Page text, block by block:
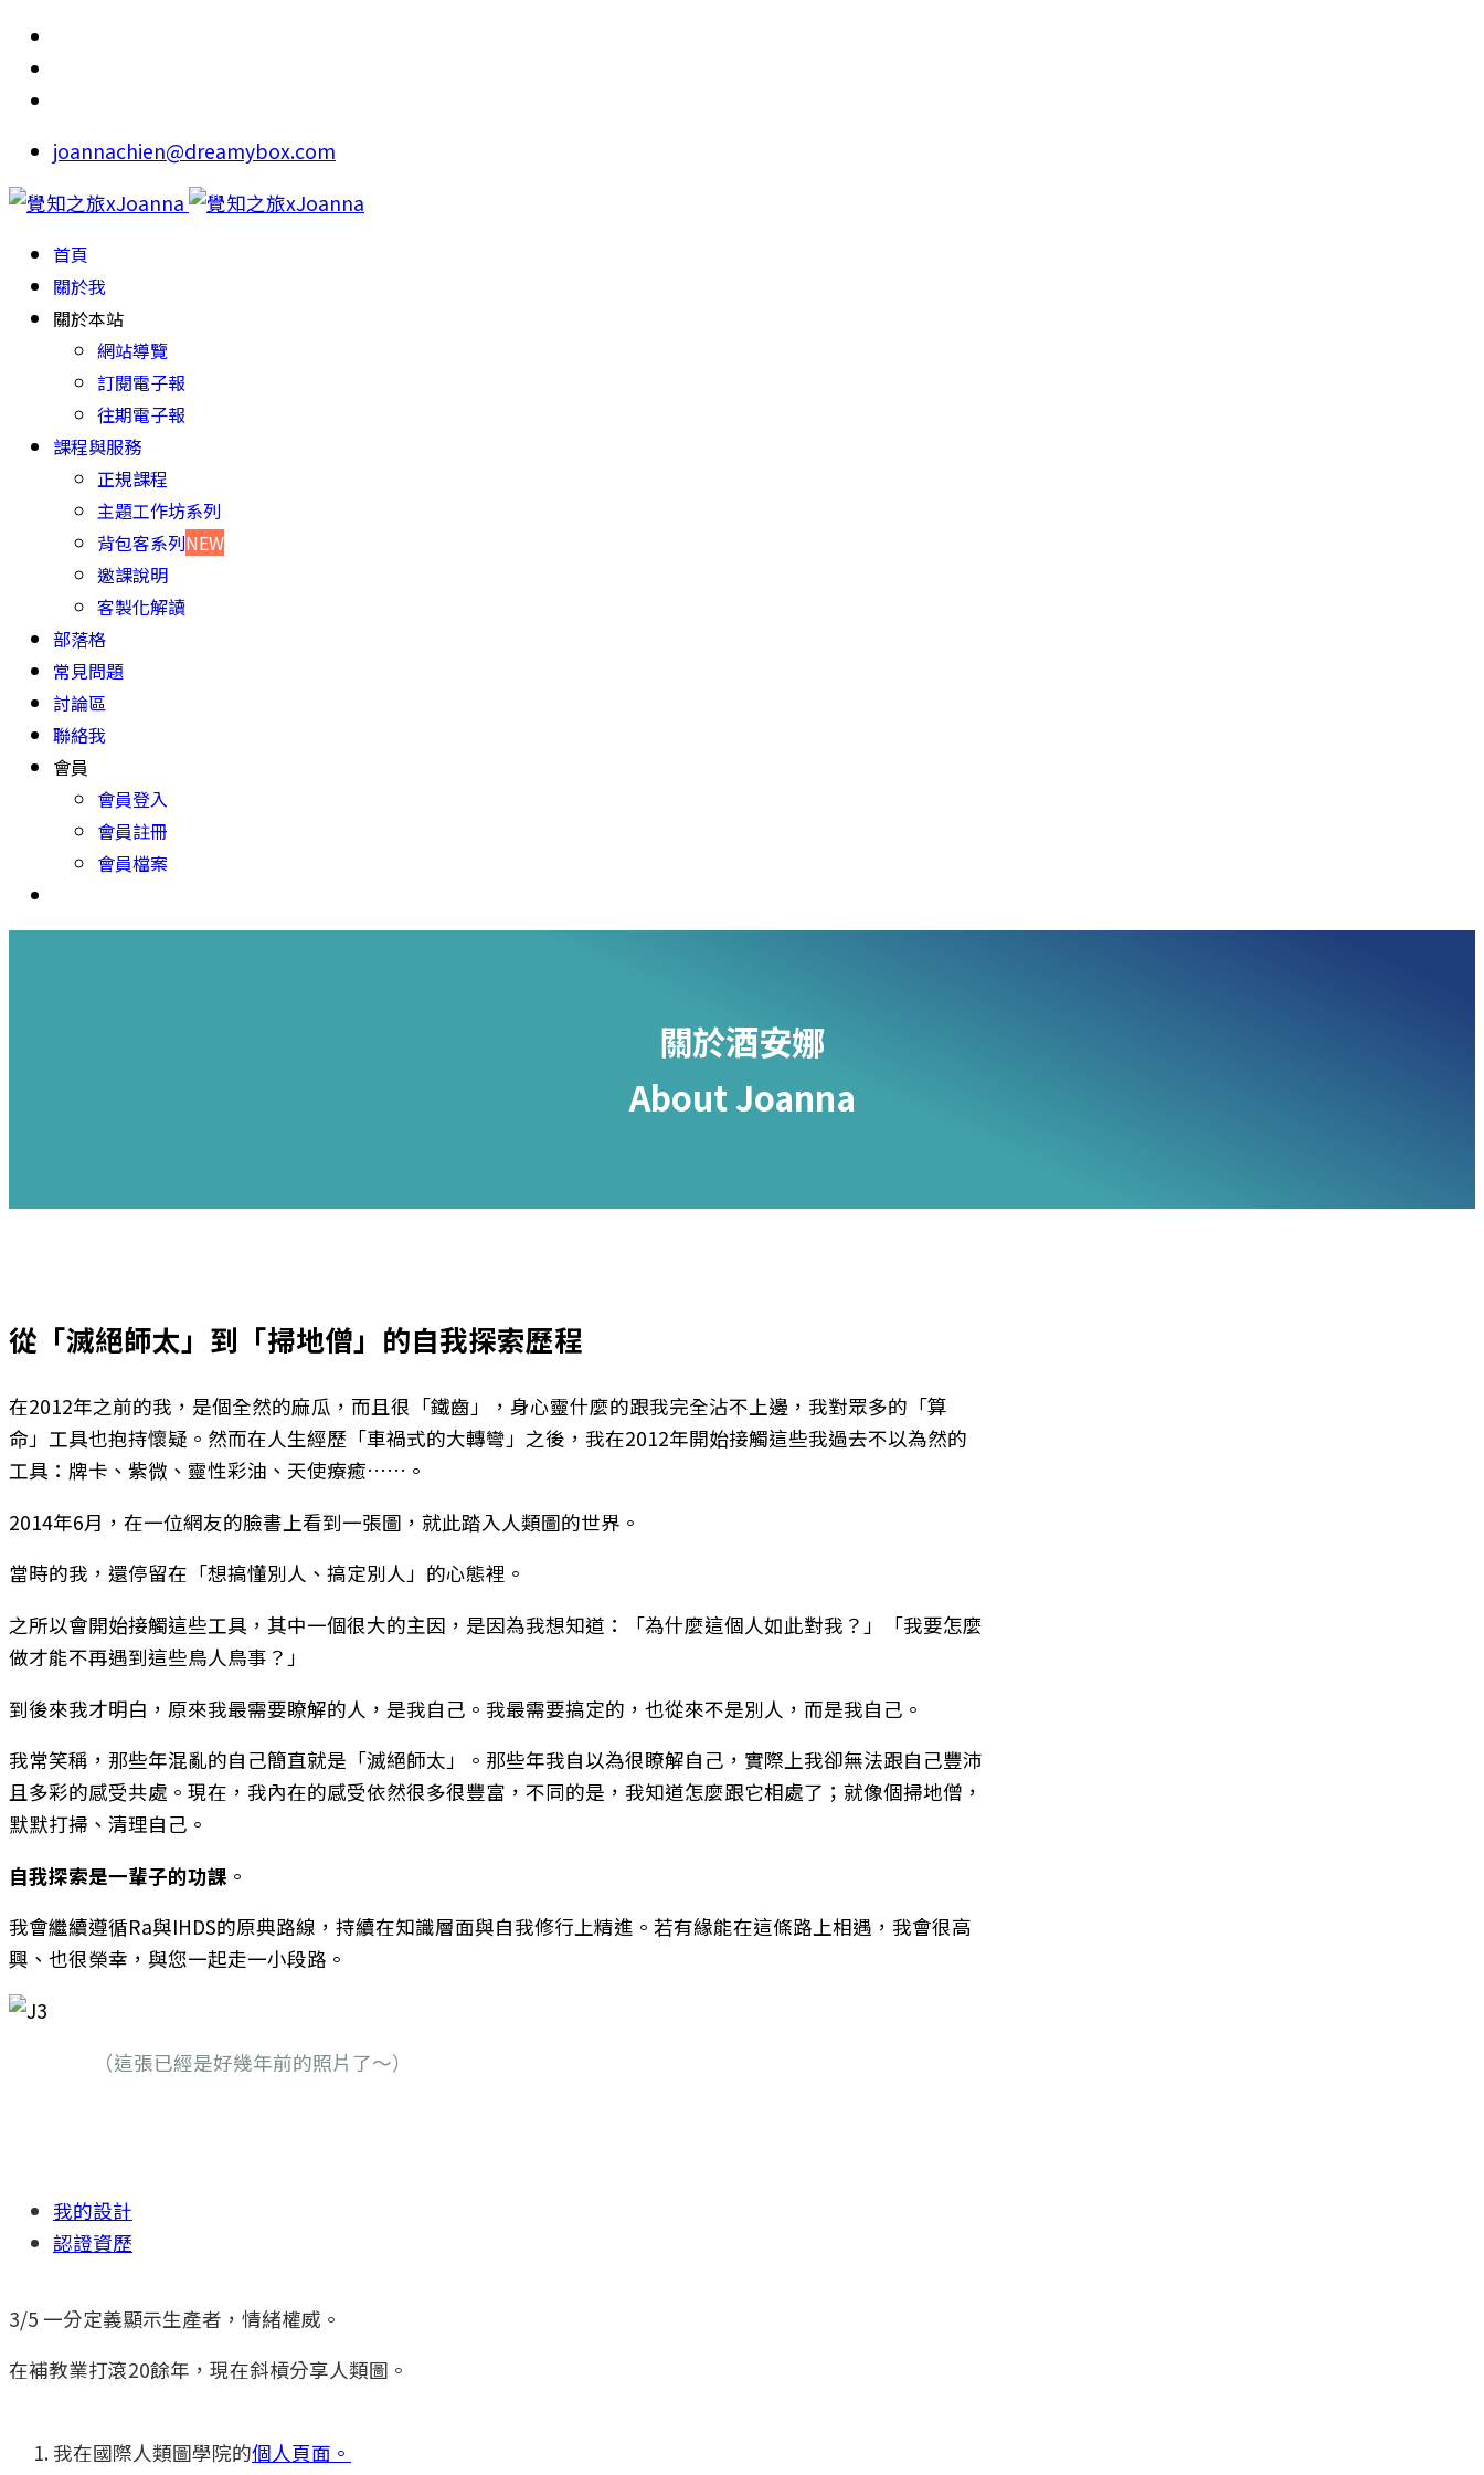
joannachien@dreamybox.com
首頁
關於我
關於本站
網站導覽
訂閱電子報
往期電子報
課程與服務
正規課程
主題工作坊系列
背包客系列NEW
邀課說明
客製化解讀
部落格
常見問題
討論區
聯絡我
會員
會員登入
會員註冊
會員檔案
關於酒安娜
About Joanna
從「滅絕師太」到「掃地僧」的自我探索歷程
在2012年之前的我，是個全然的麻瓜，而且很「鐵齒」，身心靈什麼的跟我完全沾不上邊，我對眾多的「算
命」工具也抱持懷疑。然而在人生經歷「車禍式的大轉彎」之後，我在2012年開始接觸這些我過去不以為然的
工具：牌卡、紫微、靈性彩油、天使療癒……。
2014年6月，在一位網友的臉書上看到一張圖，就此踏入人類圖的世界。
當時的我，還停留在「想搞懂別人、搞定別人」的心態裡。
之所以會開始接觸這些工具，其中一個很大的主因，是因為我想知道：「為什麼這個人如此對我？」「我要怎麼
做才能不再遇到這些鳥人鳥事？」
到後來我才明白，原來我最需要瞭解的人，是我自己。我最需要搞定的，也從來不是別人，而是我自己。
我常笑稱，那些年混亂的自己簡直就是「滅絕師太」。那些年我自以為很瞭解自己，實際上我卻無法跟自己豐沛
且多彩的感受共處。現在，我內在的感受依然很多很豐富，不同的是，我知道怎麼跟它相處了；就像個掃地僧，
默默打掃、清理自己。
自我探索是一輩子的功課 。
我會繼續遵循Ra與IHDS的原典路線，持續在知識層面與自我修行上精進。若有緣能在這條路上相遇，我會很高
興、也很榮幸，與您一起走一小段路。
（這張已經是好幾年前的照片了～）
我的設計
認證資歷
3/5 一分定義顯示生產者，情緒權威。
在補教業打滾20餘年，現在斜槓分享人類圖。
我在國際人類圖學院的個人頁面。